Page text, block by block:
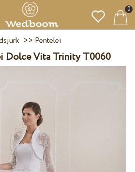
0
>> Pentelei
Dolce Vita Trinity T0060